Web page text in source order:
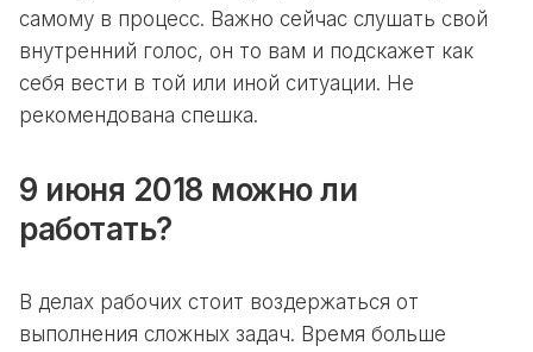
самому в процесс. Важно сейчас слушать свой
внутренний голос, он то вам и подскажет как
себя вести в той или иной ситуации. Не
рекомендована спешка.
9 июня 2018 можно ли
работать?
В делах рабочих стоит воздержаться от
выполнения сложных задач. Время больше